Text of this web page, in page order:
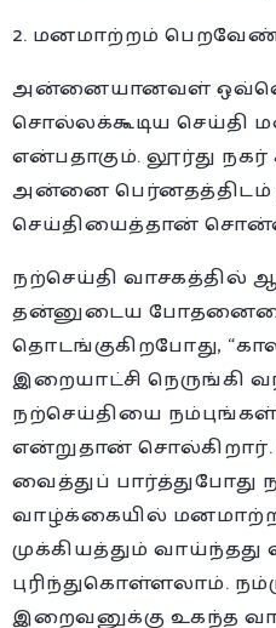
2. மனமாற்றம்
அன்னையானவள்
சொல்லக்கூடிய செய்தி
என்பதாகும். லூர்து நகர்
அன்னை
செய்தியைத்தான்
நற்செய்தி வாசகத்தில்
தன்னுடைய
தொடங்குகிறபோது,
இறையாட்சி நெருங்கி
நற்செய்தியை நம்புங்கள்”
என்றுதான்
வைத்துப் பார்த்துபோது
வாழ்க்கையில்
முக்கியத்தும்
புரிந்துகொள்ளலாம்.
இறைவனுக்கு உகந்த